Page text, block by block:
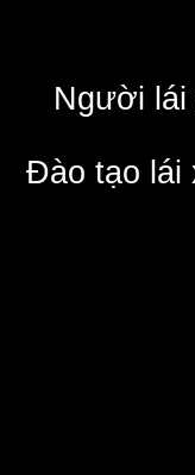
Người lái
Đào tạo lái